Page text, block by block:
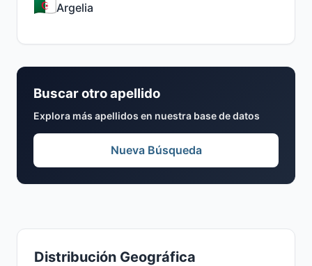
Distribución Geográfica
Argelia
Buscar otro apellido
Explora más apellidos en nuestra base de datos
Nueva Búsqueda